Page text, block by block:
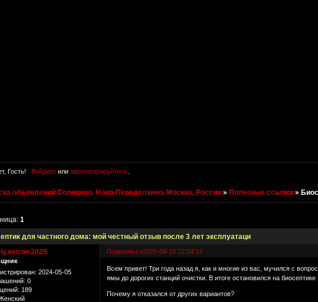
Гость! Войдитеили зарегистрируйтесь.
объявлений Солнцево, Ново-Переделкино, Москва, Россия »Полезные ссылки »
для частного дома: мой честный отзыв после 3 лет эксплуатаци
1
Поделиться2025-08-19 12:34:14
: 2024-05-05
0
189
Всем привет! Три года назад я, как и многие из вас, мучился с
ямы до дорогих станций очистки. В итоге остановился на
Почему я отказался от других вариантов?